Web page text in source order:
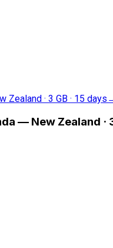
Zealand · 3 GB · 15 days
— New Zealand ·